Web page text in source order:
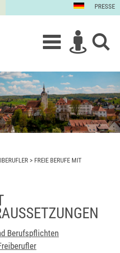
PRESSE
> FREIE BERUFE MIT
Berufspflichten